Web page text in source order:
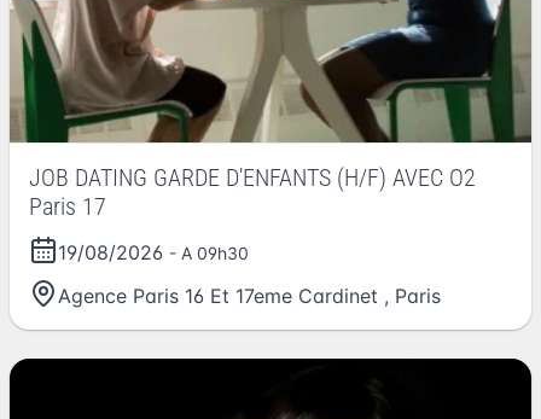
JOB DATING GARDE D'ENFANTS (H/F) AVEC O2
Paris 17
19/08/2026 - A 09h30
Agence Paris 16 Et 17eme Cardinet , Paris